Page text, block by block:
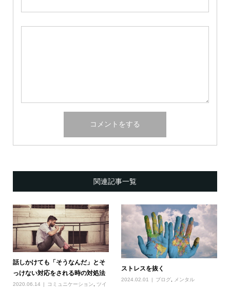
関連記事一覧
話しかけても「そうなんだ」とそ
っけない対応をされる時の対処法
2020.06.14 コミュニケーション, ツイ
ストレスを抜く
2024.02.01 ブログ メンタル